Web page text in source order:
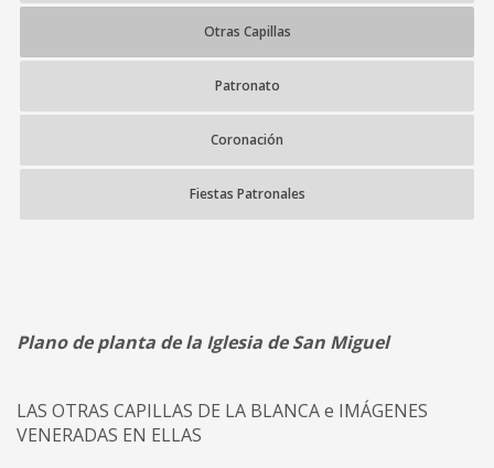
Otras Capillas
Patronato
Coronación
Fiestas Patronales
Plano de planta de la Iglesia de San Miguel
LAS OTRAS CAPILLAS DE LA BLANCA e IMÁGENES
VENERADAS EN ELLAS